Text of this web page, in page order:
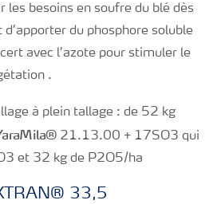
les besoins en soufre du blé dès
d’apporter du phosphore soluble
avec l’azote pour stimuler le
.
à plein tallage : de 52 kg
Mila® 21.13.00 + 17SO3 qui
et 32 kg de P2O5/ha
33,5